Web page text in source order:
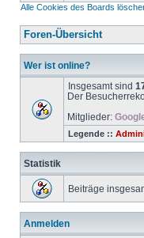
Alle Cookies des Boards
Foren-Übersicht
Wer ist online?
Insgesamt sind
Der
Mitglieder:
Legende ::
Statistik
Beiträge
Anmelden